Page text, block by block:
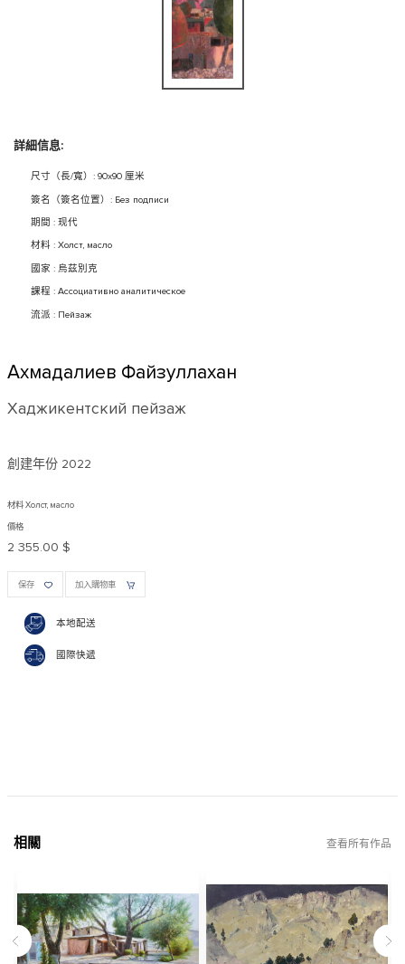
詳細信息:
尺寸（長/寬）: 90x90 厘米
簽名（簽名位置）: Без подписи
期間 : 现代
材料 : Холст, масло
國家 : 烏茲別克
課程 : Ассоциативно аналитическое
流派 : Пейзаж
Ахмадалиев Файзуллахан
Хаджикентский пейзаж
創建年份 2022
材料 Холст, масло
價格
2 355.00 $
保存 加入購物車
本地配送
國際快遞
相關 查看所有作品